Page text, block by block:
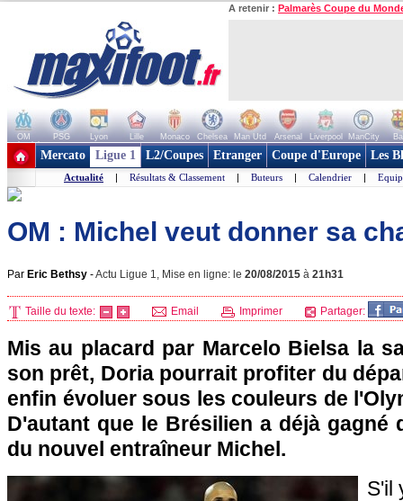
A retenir : Palmarès Coupe du
OM PSG Lyon Lille Monaco Chelsea Man Utd Arsenal Liverpool ManCity
+ de clubs
Mercato Ligue 1 L2/Coupes Etranger Coupe d'Europe Les
Actualité | Résultats & Classement | Buteurs | Calendrier |
OM : Michel veut donner sa
Par Eric Bethsy -Actu Ligue 1, Mise en ligne: le 20/08/2015 à 21h31
Taille du texte: Email Imprimer Partager:
Mis au placard par Marcelo Bielsa la
son prêt, Doria pourrait profiter du
enfin évoluer sous les couleurs de
D'autant que le Brésilien a déjà gagné
du nouvel entraîneur Michel.
S'il